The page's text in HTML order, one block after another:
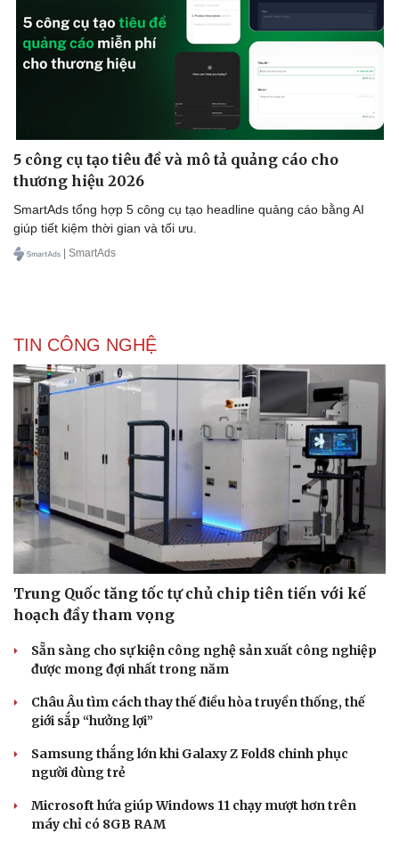
Thể thao
Bóng đá
Lịch thi đấu bóng đá
Thế giới thể thao
eSports
Hậu trường
Ô tô - Xe máy
Ô tô
Xe máy
Tư vấn
5 công cụ tạo tiêu đề và mô tả quảng cáo cho
thương hiệu 2026
SmartAds tổng hợp 5 công cụ tạo headline quảng cáo bằng AI
giúp tiết kiệm thời gian và tối ưu.
| SmartAds
TIN CÔNG NGHỆ
Trung Quốc tăng tốc tự chủ chip tiên tiến với kế
hoạch đầy tham vọng
Sẵn sàng cho sự kiện công nghệ sản xuất công nghiệp
được mong đợi nhất trong năm
Châu Âu tìm cách thay thế điều hòa truyền thống, thế
giới sắp “hưởng lợi”
Samsung thắng lớn khi Galaxy Z Fold8 chinh phục
người dùng trẻ
Microsoft hứa giúp Windows 11 chạy mượt hơn trên
máy chỉ có 8GB RAM